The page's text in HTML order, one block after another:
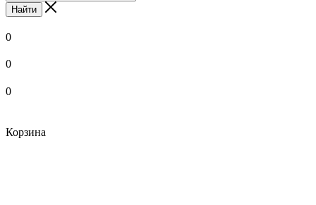
Найти
0
0
0
Корзина